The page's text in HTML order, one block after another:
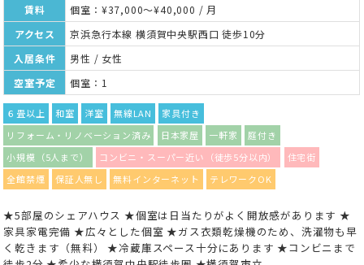
賃料
個室：¥37,000～¥40,000 / 月
アクセス
京浜急行本線 横須賀中央駅西口 徒歩10分
入居条件
男性 / 女性
空室予定
個室：1
６畳以上 和室 洋室 無線LAN
家具付き
リフォーム・リノベーション済み
日本家屋 一軒家
庭付き
小規模（5人まで）
コンビニ・スーパー近い（徒歩5分以内）
住宅街
全館禁煙
保証人無し 無料インターネット テレワークOK
★5部屋のシェアハウス ★個室は日当たりがよく開放感があります ★
家具家電完備 ★広々とした個室 ★ガス衣類乾燥機のため、洗濯物も早
く乾きます（無料） ★冷蔵庫スペース十分にあります ★コンビニまで